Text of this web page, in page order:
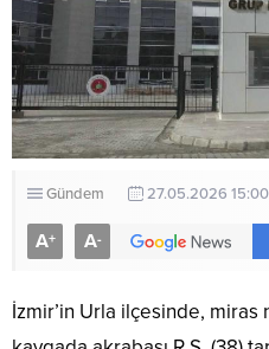
Gündem 27.05.2026 15:00
A+ A-
İzmir’in Urla ilçesinde, miras